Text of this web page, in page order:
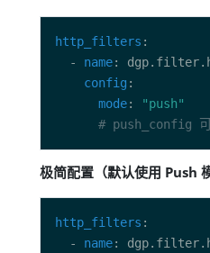
http_filters
  -
name
config
mode:
"push"
# push_config 可
极简配置（默认使用 Push
http_filters
  -
name